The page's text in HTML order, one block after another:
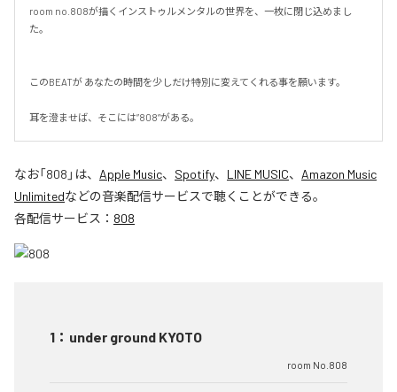
room no.808が描くインストゥルメンタルの世界を、一枚に閉じ込めまし
た。
このBEATが あなたの時間を少しだけ特別に変えてくれる事を願います。
耳を澄ませば、そこには”808”がある。
なお「808 」は、 Apple Music、 Spotify、 LINE MUSIC、 Amazon Music
Unlimitedなどの音楽配信サービスで聴くことができる。
各配信サービス： 808
1 ： under ground KYOTO
room No.808